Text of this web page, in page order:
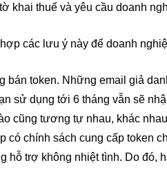
khai thuế và yêu cầu doanh
các lưu ý này để doanh
bán token. Những email giả
sử dụng tới 6 tháng vẫn sẽ
cũng tương tự nhau, khác
có chính sách cung cấp token
hỗ trợ không nhiệt tình. Do đó,